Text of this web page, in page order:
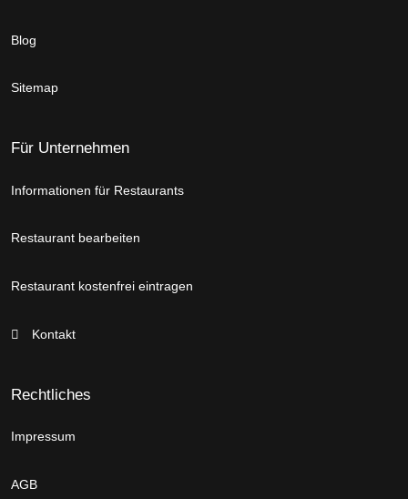
Blog
Sitemap
Für Unternehmen
Informationen für Restaurants
Restaurant bearbeiten
Restaurant kostenfrei eintragen
Kontakt
Rechtliches
Impressum
AGB